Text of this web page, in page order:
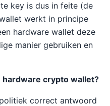
key is dus in feite (de
werkt in principe
hardware wallet deze
manier gebruiken en
hardware crypto wallet?
correct antwoord